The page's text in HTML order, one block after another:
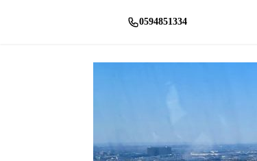
0594851334